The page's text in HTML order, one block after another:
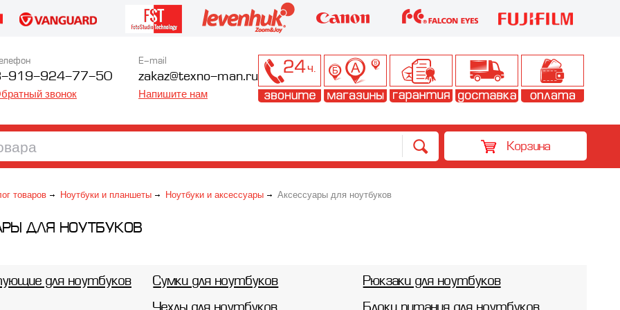
919-924-77-50
звонок
E-mail
zakaz@texno-man.ru
Напишите нам
Корзина
товаров Ноутбуки и планшеты Ноутбуки и аксессуары Аксессуары для ноутбуков
ДЛЯ НОУТБУКОВ
для ноутбуков Сумки для ноутбуков
Рюкзаки для ноутбуков